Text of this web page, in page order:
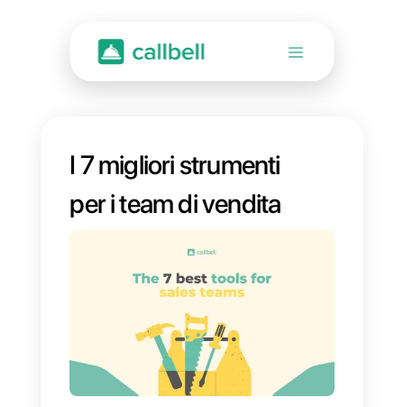
I 7 migliori strumenti
per i team di vendita